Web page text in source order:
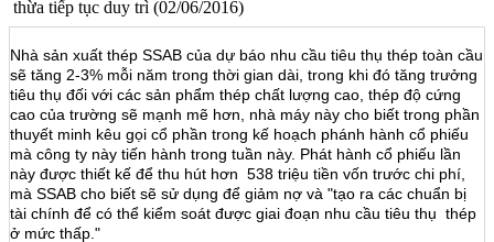
thừa tiếp tục duy trì (02/06/2016)
Nhà sản xuất thép SSAB của dự báo ​​nhu cầu tiêu thụ thép toàn cầu
sẽ tăng 2-3% mỗi năm trong thời gian dài, trong khi đó tăng trưởng
tiêu thụ đối với các sản phẩm thép chất lượng cao, thép độ cứng
cao của trường sẽ mạnh mẽ hơn, nhà máy này cho biết trong phần
thuyết minh kêu gọi cổ phần trong kế hoạch phánh hành cổ phiếu
mà công ty này tiến hành trong tuần này. Phát hành cổ phiếu lần
này được thiết kế để thu hút hơn 538 triệu tiền vốn trước chi phí,
mà SSAB cho biết sẽ sử dụng để giảm nợ và "tạo ra các chuẩn bị
tài chính để có thể kiểm soát được giai đoạn nhu cầu tiêu thụ thép
ở mức thấp."